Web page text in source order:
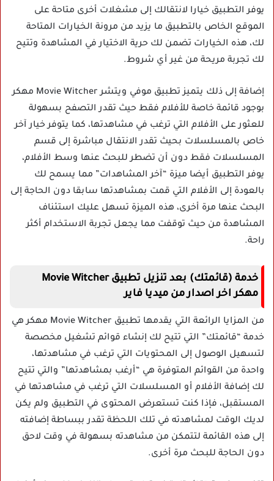
يوفر التطبيق خيارا لانتقالك إلى مشغلات أخرى متاحة على
الموقع الخاص بالتطبيق ما يزيد من مرونة الخيارات المتاحة
لك، هذه الخيارات تضمن لك حرية الاختيار في المشاهدة وتتيح
لك تجربة مريحة من غير أي شروط.
إضافة إلى ذلك يتميزتطبيق موفي ويتشر Movie Witcher مهكر
بوجود قائمة خاصة للأفلام فقط حيث تقدر التصفح بسهولة
للعثور على الأفلام التي ترغب في مشاهدتها، كما يتوفر خيار آخر
خاص بالمسلسلات بحيث تقدر الانتقال مباشرة إلى قسم
المسلسلات فقط دون أن تضطر للبحث عنها وسط الأفلام،
يوفر التطبيق أيضا ميزة “آخر المشاهدات” مما يسمح لك
بالعودة إلى الأفلام التي قمت بمشاهدتها سابقا دون الحاجة إلى
البحث عنها مرة أخرى، هذه الميزة تسهل عليك استئناف
المشاهدة من حيث توقفت مما يجعل تجربة الاستخدام أكثر
راحة.
خدمة (قائمتك) بعد تنزيل تطبيق Movie Witcher
مهكر اخر اصدار من ميديا فاير
من المزايا الرائعة التي يقدمها تطبيق Movie Witcher مهكر هي
خدمة “قائمتك” التي تتيح لك إنشاء قوائم تشغيل مخصصة
لتسهيل الوصول إلى المحتويات التي ترغب في مشاهدتها،
واحدة من القوائم المتوفرة هي “أرغب بمشاهدتها” والتي تتيح
لك إضافة الأفلام أو المسلسلات التي ترغب في مشاهدتها في
المستقبل، فإذا كنت تستعرض المحتوى في التطبيق ولم يكن
لديك الوقت لمشاهدته في تلك اللحظة تقدر ببساطة إضافته
إلى هذه القائمة لتتمكن من مشاهدته بسهولة في وقت لاحق
دون الحاجة للبحث مرة أخرى.